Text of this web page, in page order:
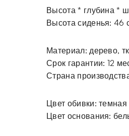
Высота * глубина *
Высота сиденья: 46
Материал: дерево,
Срок гарантии: 12
Страна
Цвет обивки:
Цвет основания: